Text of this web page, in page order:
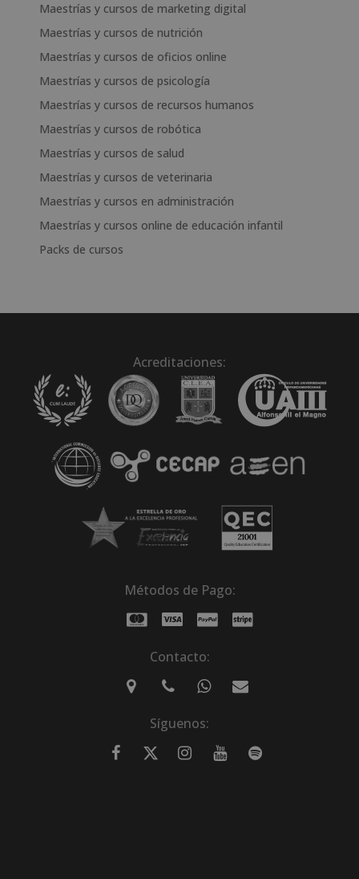
Maestrías y cursos de marketing digital
Maestrías y cursos de nutrición
Maestrías y cursos de oficios online
Maestrías y cursos de psicología
Maestrías y cursos de recursos humanos
Maestrías y cursos de robótica
Maestrías y cursos de salud
Maestrías y cursos de veterinaria
Maestrías y cursos en administración
Maestrías y cursos online de educación infantil
Packs de cursos
Acreditaciones:
Métodos de Pago:
Contacto:
Síguenos: